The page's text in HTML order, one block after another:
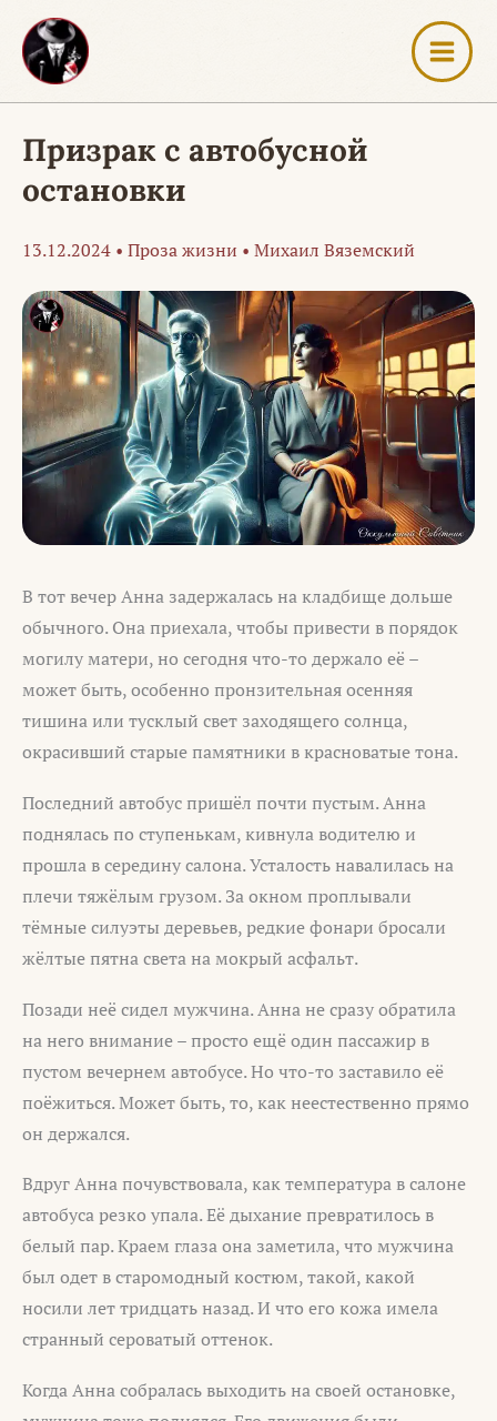
Перейти
содержимому
Призрак с автобусной
остановки
13.12.2024 • Проза жизни • Михаил Вяземский
В тот вечер Анна задержалась на кладбище дольше
обычного. Она приехала, чтобы привести в порядок
могилу матери, но сегодня что-то держало её –
может быть, особенно пронзительная осенняя
тишина или тусклый свет заходящего солнца,
окрасивший старые памятники в красноватые тона.
Последний автобус пришёл почти пустым. Анна
поднялась по ступенькам, кивнула водителю и
прошла в середину салона. Усталость навалилась на
плечи тяжёлым грузом. За окном проплывали
тёмные силуэты деревьев, редкие фонари бросали
жёлтые пятна света на мокрый асфальт.
Позади неё сидел мужчина. Анна не сразу обратила
на него внимание – просто ещё один пассажир в
пустом вечернем автобусе. Но что-то заставило её
поёжиться. Может быть, то, как неестественно прямо
он держался.
Вдруг Анна почувствовала, как температура в салоне
автобуса резко упала. Её дыхание превратилось в
белый пар. Краем глаза она заметила, что мужчина
был одет в старомодный костюм, такой, какой
носили лет тридцать назад. И что его кожа имела
странный сероватый оттенок.
Когда Анна собралась выходить на своей остановке,